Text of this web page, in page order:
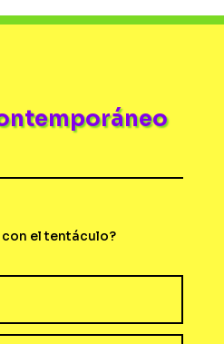
el tentáculo?